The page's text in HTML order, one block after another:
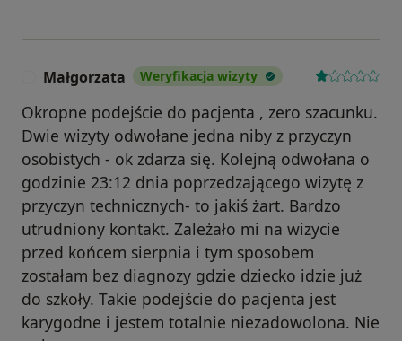
Małgorzata Weryfikacja wizyty
Okropne podejście do pacjenta , zero szacunku.
Dwie wizyty odwołane jedna niby z przyczyn
osobistych - ok zdarza się. Kolejną odwołana o
godzinie 23:12 dnia poprzedzającego wizytę z
przyczyn technicznych- to jakiś żart. Bardzo
utrudniony kontakt. Zależało mi na wizycie
przed końcem sierpnia i tym sposobem
zostałam bez diagnozy gdzie dziecko idzie już
do szkoły. Takie podejście do pacjenta jest
karygodne i jestem totalnie niezadowolona. Nie